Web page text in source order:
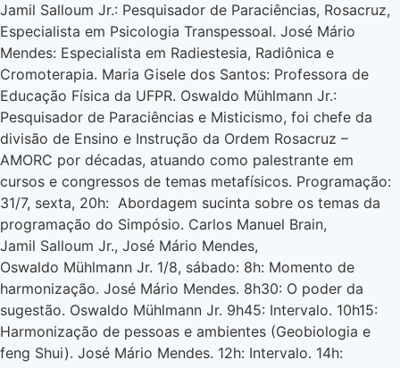
Jamil Salloum Jr.: Pesquisador de Paraciências, Rosacruz,
Especialista em Psicologia Transpessoal. José Mário
Mendes: Especialista em Radiestesia, Radiônica e
Cromoterapia. Maria Gisele dos Santos: Professora de
Educação Física da UFPR. Oswaldo Mühlmann Jr.:
Pesquisador de Paraciências e Misticismo, foi chefe da
divisão de Ensino e Instrução da Ordem Rosacruz –
AMORC por décadas, atuando como palestrante em
cursos e congressos de temas metafísicos. Programação:
31/7, sexta, 20h: Abordagem sucinta sobre os temas da
programação do Simpósio. Carlos Manuel Brain,
Jamil Salloum Jr., José Mário Mendes,
Oswaldo Mühlmann Jr. 1/8, sábado: 8h: Momento de
harmonização. José Mário Mendes. 8h30: O poder da
sugestão. Oswaldo Mühlmann Jr. 9h45: Intervalo. 10h15:
Harmonização de pessoas e ambientes (Geobiologia e
feng Shui). José Mário Mendes. 12h: Intervalo. 14h: